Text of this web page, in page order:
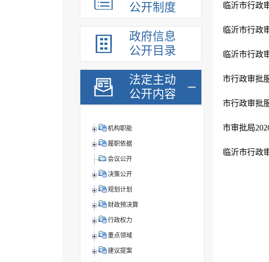
公开制度
政府信息
公开目录
法定主动
公开内容
机构职能
履职依据
会议公开
决策公开
规划计划
财政预决算
行政权力
重点领域
建议提案
临沂市行政
临沂市行政
市行政审批
市行政审批
市审批局
临沂市行政